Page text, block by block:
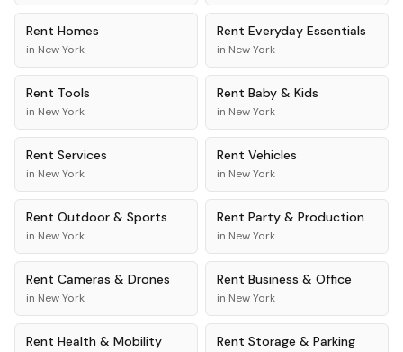
Rent Homes
in New York
Rent Everyday Essentials
in New York
Rent Tools
in New York
Rent Baby & Kids
in New York
Rent Services
in New York
Rent Vehicles
in New York
Rent Outdoor & Sports
in New York
Rent Party & Production
in New York
Rent Cameras & Drones
in New York
Rent Business & Office
in New York
Rent Health & Mobility Rent Storage & Parking